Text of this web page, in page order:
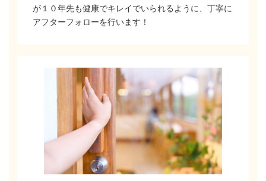
が１０年先も健康でキレイでいられるように、丁寧に
アフターフォローを行います！